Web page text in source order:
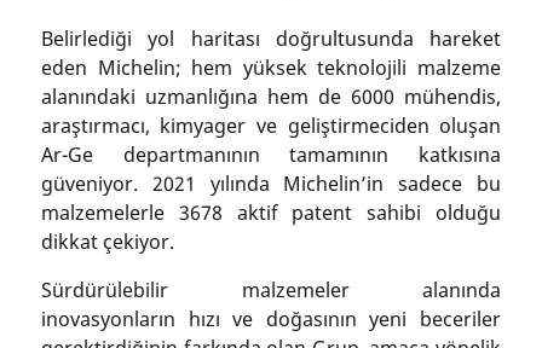
Belirlediği yol haritası doğrultusunda hareket
eden Michelin; hem yüksek teknolojili malzeme
alanındaki uzmanlığına hem de 6000 mühendis,
araştırmacı, kimyager ve geliştirmeciden oluşan
Ar-Ge departmanının tamamının katkısına
güveniyor. 2021 yılında Michelin’in sadece bu
malzemelerle 3678 aktif patent sahibi olduğu
dikkat çekiyor.
Sürdürülebilir malzemeler alanında
inovasyonların hızı ve doğasının yeni beceriler